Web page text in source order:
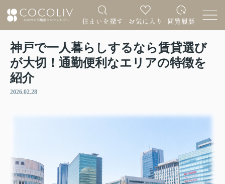
神戸で一人暮らしするなら賃貸選び
が大切！通勤便利なエリアの特徴を
紹介
2026.02.28